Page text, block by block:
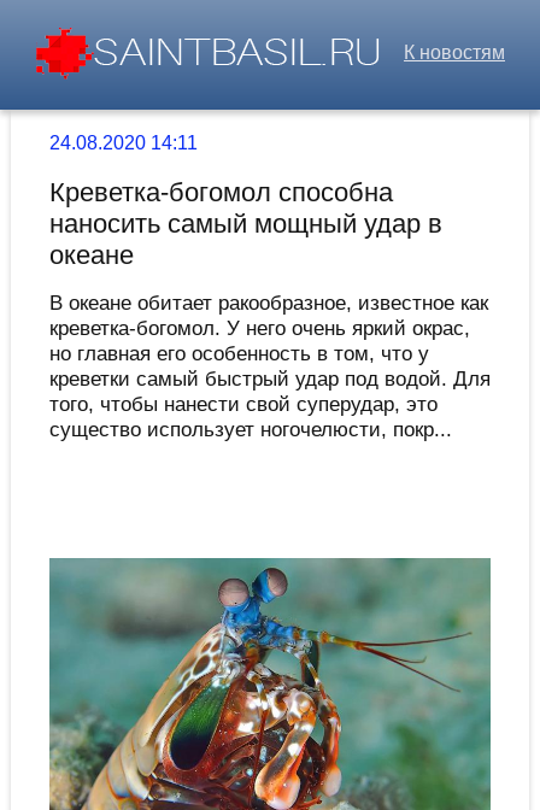
К новостям
24.08.2020 14:11
Креветка-богомол способна
наносить самый мощный удар в
океане
В океане обитает ракообразное, известное как
креветка-богомол. У него очень яркий окрас,
но главная его особенность в том, что у
креветки самый быстрый удар под водой. Для
того, чтобы нанести свой суперудар, это
существо использует ногочелюсти, покр...